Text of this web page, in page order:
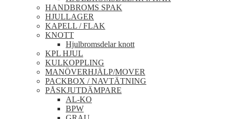
HANDBROMS SPAK
HJULLAGER
KAPELL / FLAK
KNOTT
Hjulbromsdelar knott
KPL HJUL
KULKOPPLING
MANÖVERHJÄLP/MOVER
PACKBOX / NAVTÄTNING
PÅSKJUTDÄMPARE
AL-KO
BPW